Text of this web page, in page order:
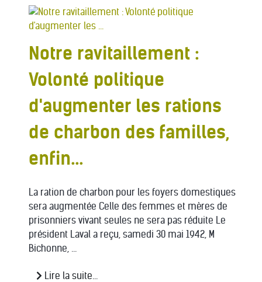
Notre ravitaillement :
Volonté politique
d'augmenter les rations
de charbon des familles,
enfin...
La ration de charbon pour les foyers domestiques
sera augmentée Celle des femmes et mères de
prisonniers vivant seules ne sera pas réduite Le
président Laval a reçu, samedi 30 mai 1942, M
Bichonne, ...
Lire la suite...